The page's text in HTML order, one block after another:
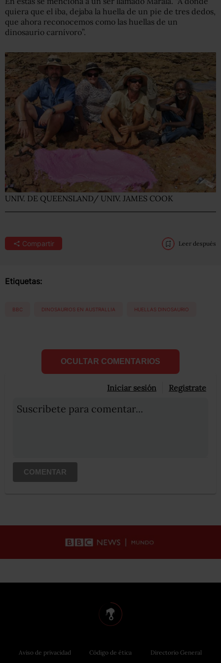
quiera que el iba, dejaba la huella de un pie de tres dedos,
que ahora reconocemos como las huellas de un
dinosaurio carnívoro”.
UNIV. DE QUEENSLAND/ UNIV. JAMES COOK
Compartir Leer después
Etiquetas:
BBC DINOSAURIOS EN AUSTRALLIA HUELLAS DINOSAURIO
OCULTAR COMENTARIOS
Iniciar sesión Registrate
Suscribete para comentar...
COMENTAR
Aviso de privacidad Código de ética Directorio General